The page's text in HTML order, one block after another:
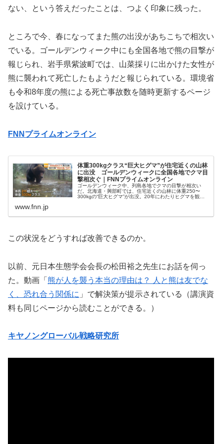
ない、という答えだったことは、つよく印象に残った。
ところで今、春になってまた熊の出没があちこちで相次い
でいる。ゴールデンウィーク中にも全国各地で熊の目撃が
報じられ、岩手県紫波町では、山菜採りに出かけた女性が
熊に襲われて死亡したもようだと報じられている。環境省
も令和8年度の熊による死亡事故数を随時更新するページ
を設けている。
FNNプライムオンライン
体重300kgクラス“巨大ヒグマ”が住宅近くの山林
に出没 ゴールデンウィークに全国各地でクマ目
撃相次ぐ｜FNNプライムオンライン
ゴールデンウィーク中、列島各地でクマの目撃が相次い
だ。北海道・興部町では、住宅近くの山林に体重250〜
300kgの“巨大ヒグマ”が出没。20年にわたりヒグマを観察
www.fnn.jp
この状況をどうすれば改善できるのか。
以前、元日本生態学会会長の松田裕之先生にお話を伺っ
た。動画「 熊が人を襲う本当の理由は？ 人と熊は友でな
く、恐れ合う関係に 」で解決策が提示されている（講演資
料も同じページから読むことができる。）
キヤノングローバル戦略研究所